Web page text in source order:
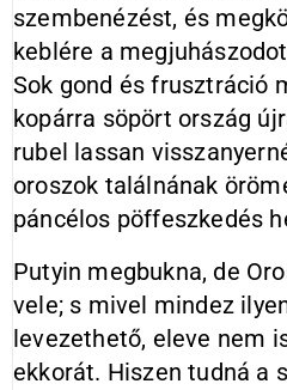
szembenézést, és
keblére a
Sok gond és frusztráció
kopárra söpört ország
rubel lassan
oroszok találnának
páncélos pöffeszkedés
Putyin megbukna, de
vele; s mivel mindez
levezethető, eleve nem
ekkorát. Hiszen tudná a